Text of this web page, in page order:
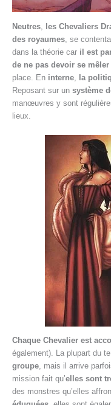
Neutres, les Chevaliers
des royaumes, se
dans la théorie car il est
de ne pas devoir se
place. En interne, la
Reposant sur un système
manœuvres y sont
lieux.
Chaque Chevalier est
également). La plupart du
groupe, mais il arrive
mission fait qu’elles sont
des monstres qu’elles